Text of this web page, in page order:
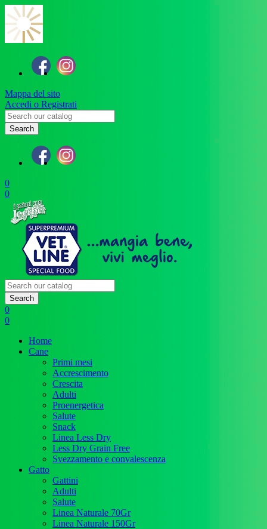
Mappa del sito
Accedi o Registrati
Search
0
0
Search
0
0
Home
Cane
Primi mesi
Accrescimento
Crescita
Adulti
Proenergetica
Salute
Snack
Linea Less Dry
Less Dry Grain Free
Svezzamento e convalescenza
Gatto
Gattini
Adulti
Salute
Linea Naturale 70Gr
Linea Naturale 150Gr